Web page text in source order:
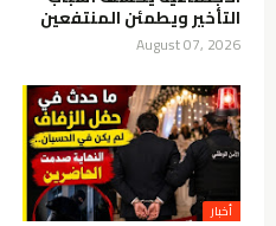
التأخير ويطمئن المنتفعين
August 07, 2026
أخبار